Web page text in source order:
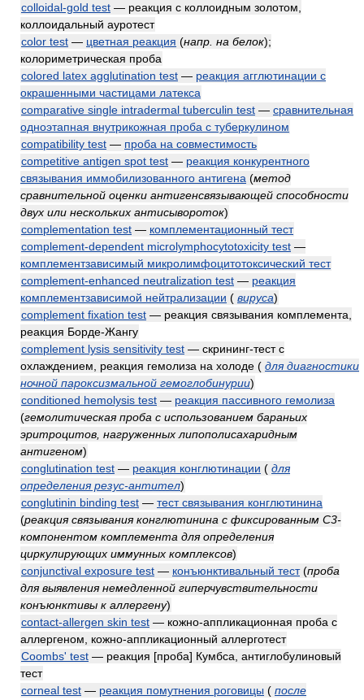
colloidal-gold test — реакция с коллоидным золотом,
коллоидальный ауротест
color test — цветная реакция (напр. на белок);
колориметрическая проба
colored latex agglutination test — реакция агглютинации с
окрашенными частицами латекса
comparative single intradermal tuberculin test — сравнительная
одноэтапная внутрикожная проба с туберкулином
compatibility test — проба на совместимость
competitive antigen spot test — реакция конкурентного
связывания иммобилизованного антигена (метод
сравнительной оценки антигенсвязывающей способности
двух или нескольких антисывороток)
complementation test — комплементационный тест
complement-dependent microlymphocytotoxicity test —
комплементзависимый микролимфоцитотоксический тест
complement-enhanced neutralization test — реакция
комплементзависимой нейтрализации ( вируса)
complement fixation test — реакция связывания комплемента,
реакция Борде-Жангу
complement lysis sensitivity test — скрининг-тест с
охлаждением, реакция гемолиза на холоде ( для диагностики
ночной пароксизмальной гемоглобинурии)
conditioned hemolysis test — реакция пассивного гемолиза
(гемолитическая проба с использованием бараньих
эритроцитов, нагруженных липополисахаридным
антигеном)
conglutination test — реакция конглютинации ( для
определения резус-антител)
conglutinin binding test — тест связывания конглютинина
(реакция связывания конглютинина с фиксированным C3-
компонентом комплемента для определения
циркулирующих иммунных комплексов)
conjunctival exposure test — конъюнктивальный тест (проба
для выявления немедленной гиперчувствительности
конъюнктивы к аллергену)
contact-allergen skin test — кожно-аппликационная проба с
аллергеном, кожно-аппликационный аллерготест
Coombs' test — реакция [проба] Кумбса, антиглобулиновый
тест
corneal test — реакция помутнения роговицы ( после